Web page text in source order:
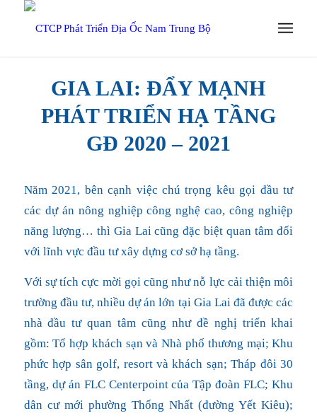
GIA LAI: ĐẨY MẠNH
PHÁT TRIỂN HẠ TẦNG
GĐ 2020 – 2021
Năm 2021, bên cạnh việc chú trọng kêu gọi đầu tư
các dự án nông nghiệp công nghệ cao, công nghiệp
năng lượng… thì Gia Lai cũng đặc biệt quan tâm đối
với lĩnh vực đầu tư xây dựng cơ sở hạ tầng.
Với sự tích cực mời gọi cũng như nỗ lực cải thiện môi
trường đầu tư, nhiều dự án lớn tại Gia Lai đã được các
nhà đầu tư quan tâm cũng như đề nghị triển khai
gồm: Tổ hợp khách sạn và Nhà phố thương mại; Khu
phức hợp sân golf, resort và khách sạn; Tháp đôi 30
tầng, dự án FLC Centerpoint của Tập đoàn FLC; Khu
dân cư mới phường Thống Nhất (đường Yết Kiêu);